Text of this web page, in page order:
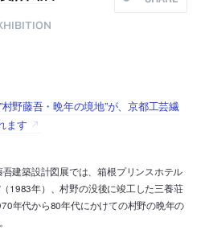
野藤吾・晩年の境地”が、京都工芸繊
ます
建築設計図展では、箱根プリンスホテル
1983年）、村野の没後に竣工した三養荘
年代から80年代にかけての村野の晩年の